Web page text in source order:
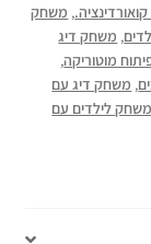
, משחק
, משחק דיג
מוטוריקה,
, משחק דיג עם
משחק לילדים עם